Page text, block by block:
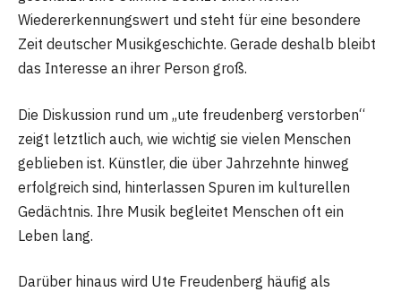
Wiedererkennungswert und steht für eine besondere
Zeit deutscher Musikgeschichte. Gerade deshalb bleibt
das Interesse an ihrer Person groß.
Die Diskussion rund um „ute freudenberg verstorben“
zeigt letztlich auch, wie wichtig sie vielen Menschen
geblieben ist. Künstler, die über Jahrzehnte hinweg
erfolgreich sind, hinterlassen Spuren im kulturellen
Gedächtnis. Ihre Musik begleitet Menschen oft ein
Leben lang.
Darüber hinaus wird Ute Freudenberg häufig als